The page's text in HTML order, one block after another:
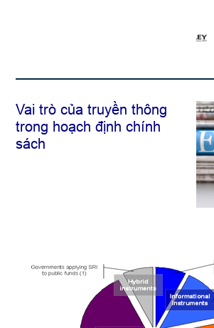
Vai trò của truyền thông
trong hoạch định chính
sách